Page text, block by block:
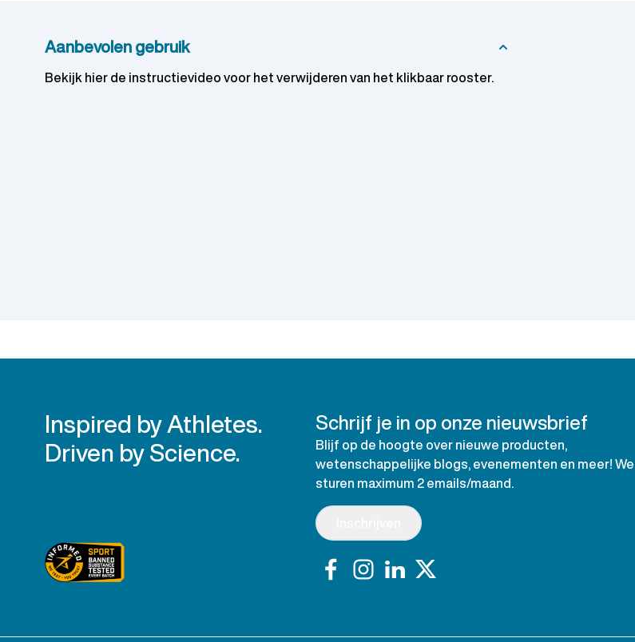
Aanbevolen gebruik
Bekijkhierde instructievideo voor het verwijderen van het klikbaar rooster.
Inspired by Athletes.
Driven by Science.
Schrijf je in op onze nieuwsbrief
Blijf op de hoogte over nieuwe producten,
wetenschappelijke blogs, evenementen en meer! We
sturen maximum 2 emails/maand.